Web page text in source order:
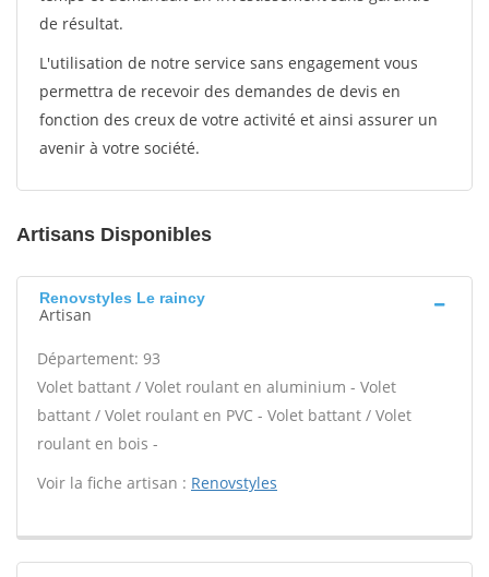
de résultat.
L'utilisation de notre service sans engagement vous
permettra de recevoir des demandes de devis en
fonction des creux de votre activité et ainsi assurer un
avenir à votre société.
Artisans Disponibles
Renovstyles Le raincy
Artisan
Département: 93
Volet battant / Volet roulant en aluminium - Volet
battant / Volet roulant en PVC - Volet battant / Volet
roulant en bois -
Voir la fiche artisan : Renovstyles